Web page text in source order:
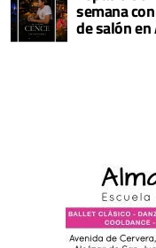
semana
de salón en